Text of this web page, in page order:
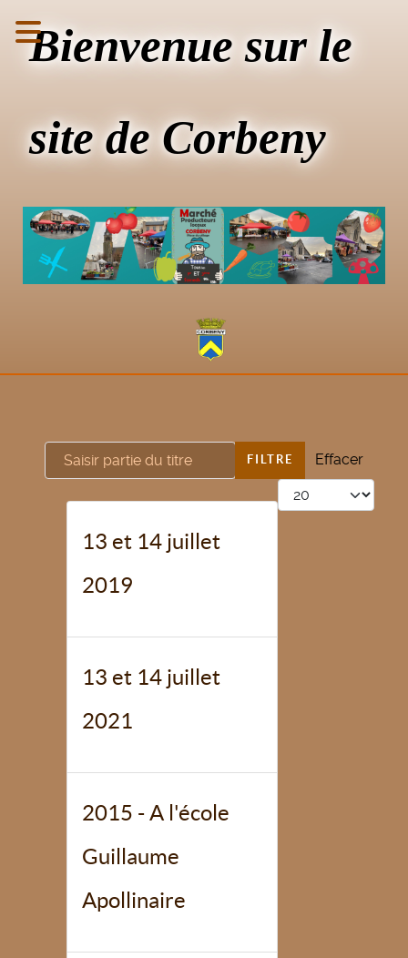
Bienvenue sur le
site de Corbeny
Saisir partie du titre FILTRE
Effacer
Afficher #
13 et 14 juillet
2019
13 et 14 juillet
2021
2015 - A l'école
Guillaume
Apollinaire